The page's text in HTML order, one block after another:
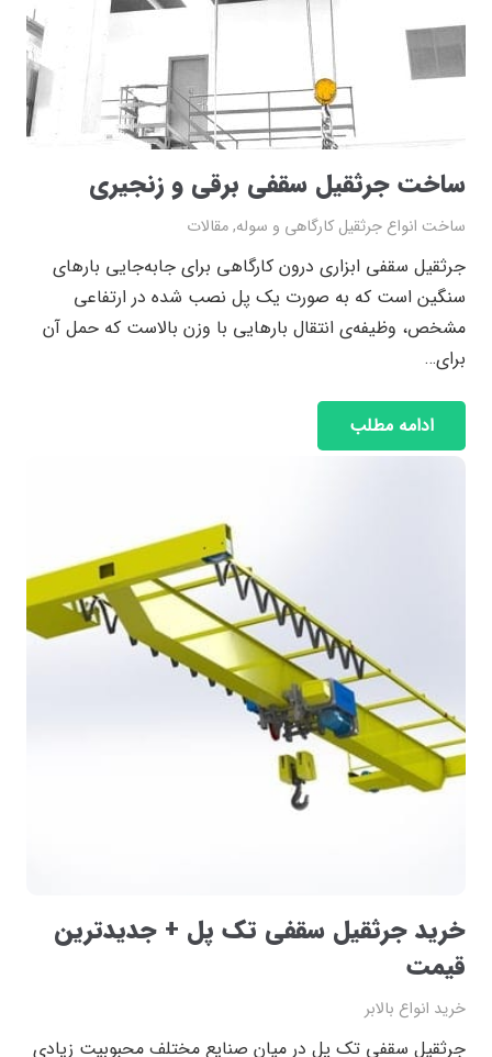
ساخت جرثقیل سقفی برقی و زنجیری
ساخت انواع جرثقیل کارگاهی و سوله,مقالات
جرثقیل سقفی ابزاری درون کارگاهی برای جابه‌جایی بارهای
سنگین است که به صورت یک پل نصب شده در ارتفاعی
مشخص، وظیفه‌ی انتقال بارهایی با وزن بالاست که حمل آن
برای…
ادامه مطلب
خرید جرثقیل سقفی تک پل + جدیدترین
قیمت
خرید انواع بالابر
جرثقیل سقفی تک پل در میان صنایع مختلف محبوبیت زیادی